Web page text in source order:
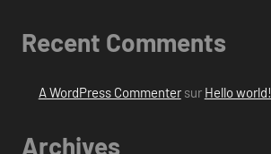
Recent Comments
A WordPress Commentersur Hello world!
Archives